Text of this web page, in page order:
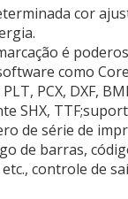
cor
é
como
PCX, DXF,
SHX,
de série de
de barras,
controle de